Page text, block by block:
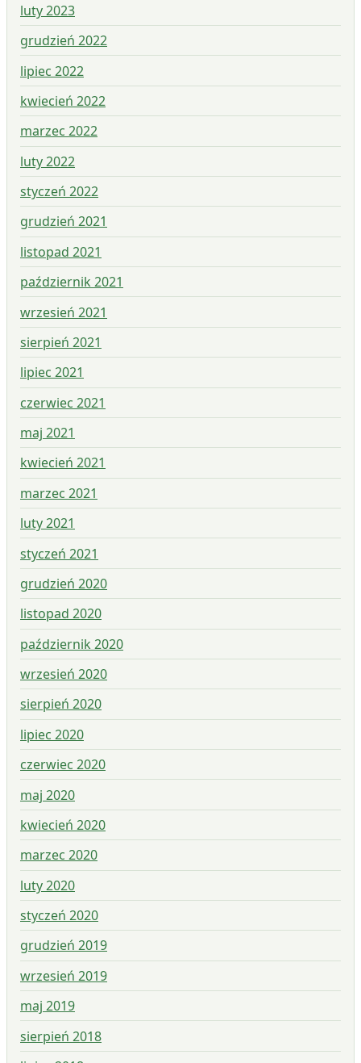
luty 2023
grudzień 2022
lipiec 2022
kwiecień 2022
marzec 2022
luty 2022
styczeń 2022
grudzień 2021
listopad 2021
październik 2021
wrzesień 2021
sierpień 2021
lipiec 2021
czerwiec 2021
maj 2021
kwiecień 2021
marzec 2021
luty 2021
styczeń 2021
grudzień 2020
listopad 2020
październik 2020
wrzesień 2020
sierpień 2020
lipiec 2020
czerwiec 2020
maj 2020
kwiecień 2020
marzec 2020
luty 2020
styczeń 2020
grudzień 2019
wrzesień 2019
maj 2019
sierpień 2018